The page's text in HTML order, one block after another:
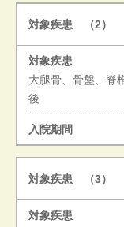
（2）
大腿骨、骨盤、脊
後
（3）